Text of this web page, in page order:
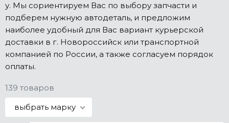
у. Мы сориентируем Вас по выбору запчасти и
подберем нужную автодеталь, и предложим
наиболее удобный для Вас вариант курьерской
доставки в г. Новороссийск или транспортной
компанией по России, а также согласуем порядок
оплаты.
139 товаров
выбрать марку